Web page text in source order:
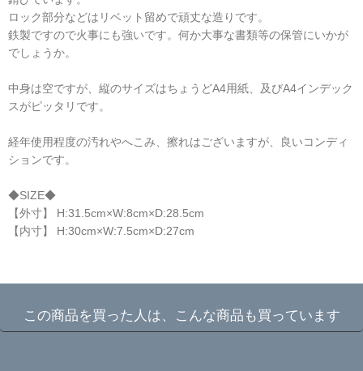
ロック部分などはリベット留めで頑丈な造りです。
鉄製ですので火事にも強いです。何か大事な書類等の保管にいかが
でしょうか。
中身は空ですが、縦のサイズはちょうどA4用紙、及びA4インデック
スがピッタリです。
経年使用程度の汚れやへこみ、擦れはございますが、良いコンディ
ションです。
◆SIZE◆
【外寸】 H:31.5cm×W:8cm×D:28.5cm
【内寸】 H:30cm×W:7.5cm×D:27cm
この商品を買った人は、こんな商品も買っています